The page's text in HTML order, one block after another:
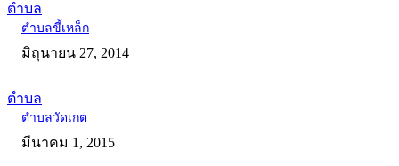
ตำบล
ตำบลขี้เหล็ก
มิถุนายน 27, 2014
ตำบล
ตำบลวัดเกต
มีนาคม 1, 2015